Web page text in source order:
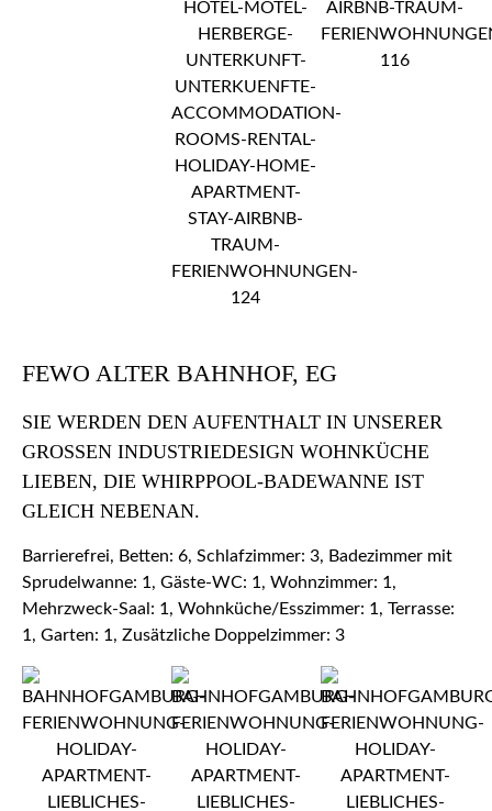
FEWO ALTER BAHNHOF, EG
SIE WERDEN DEN AUFENTHALT IN UNSERER
GROSSEN INDUSTRIEDESIGN WOHNKÜCHE L
IEBEN, DIE WHIRPPOOL-BADEWANNE IST G
LEICH NEBENAN.
Barrierefrei, Betten: 6, Schlafzimmer: 3, Badezimmer mit
Sprudelwanne: 1, Gäste-WC: 1, Wohnzimmer: 1,
Mehrzweck-Saal: 1, Wohnküche/Esszimmer: 1, Terrasse:
1, Garten: 1, Zusätzliche Doppelzimmer: 3